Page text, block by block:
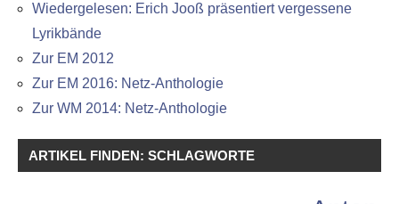
Wiedergelesen: Erich Jooß präsentiert vergessene
Lyrikbände
Zur EM 2012
Zur EM 2016: Netz-Anthologie
Zur WM 2014: Netz-Anthologie
ARTIKEL FINDEN: SCHLAGWORTE